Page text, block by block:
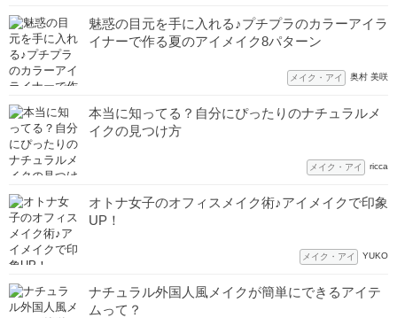
魅惑の目元を手に入れる♪プチプラのカラーアイラ
イナーで作る夏のアイメイク8パターン
メイク・アイ 奥村 美咲
本当に知ってる？自分にぴったりのナチュラルメ
イクの見つけ方
メイク・アイ ricca
オトナ女子のオフィスメイク術♪アイメイクで印象
UP！
メイク・アイ YUKO
ナチュラル外国人風メイクが簡単にできるアイテ
ムって？